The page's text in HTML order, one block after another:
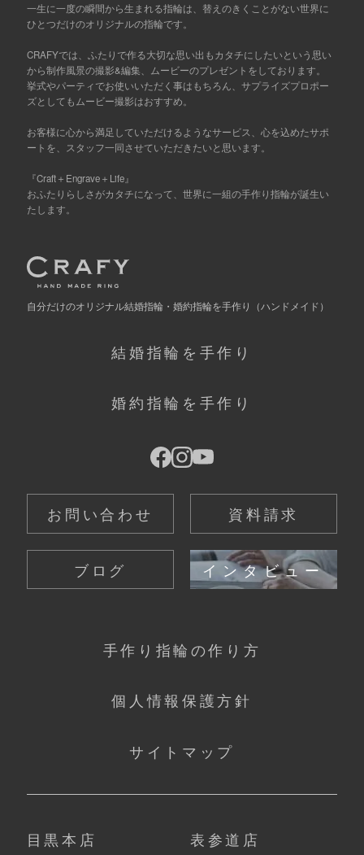
一生に一度の瞬間から生まれる指輪は、替えのきくことがない世界に
ひとつだけのオリジナルの指輪です。
CRAFYでは、ふたりで作る大切な思い出もカタチにしたいという思い
から制作風景の撮影&編集、ムービーのプレゼントをしております。
挙式やパーティでお使いいただく事はもちろん、サプライズプロポー
ズとしてもムービー撮影はおすすめ。
お客様に心から満足していただけるようなサービス、心を込めたサポ
ートを、スタッフ一同させていただきたいと思います。
『Craft＋Engrave＋Life』
おふたりらしさがカタチになって、世界に一組の手作り指輪が誕生い
たします。
自分だけのオリジナル結婚指輪・婚約指輪を手作り （ハンドメイド）
結婚指輪を手作り
婚約指輪を手作り
お問い合わせ 資料請求
ブログ インタビュー
手作り指輪の作り方
個人情報保護方針
サイトマップ
目黒本店 表参道店